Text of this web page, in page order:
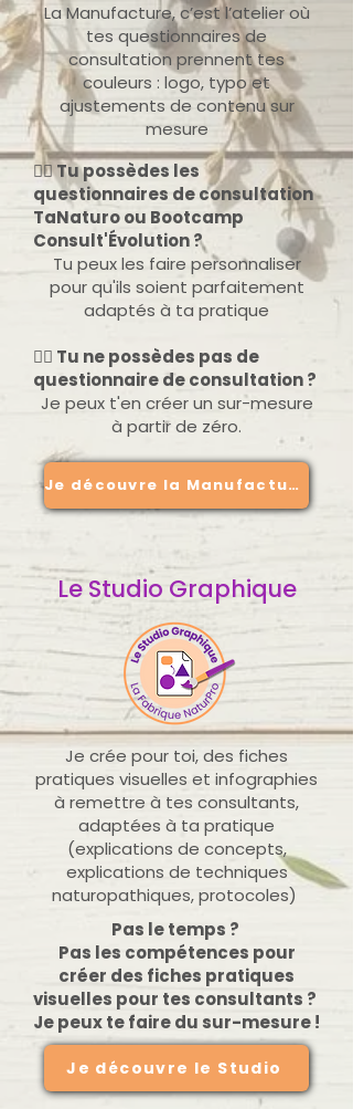
La Manufacture, c’est l’atelier où
tes questionnaires de
consultation prennent tes
couleurs : logo, typo et
ajustements de contenu sur
mesure
👉🏻 Tu possèdes les
questionnaires de consultation
TaNaturo ou Bootcamp
Consult'Évolution ?
Tu peux les faire personnaliser
pour qu'ils soient parfaitement
adaptés à ta pratique
👉🏻 Tu ne possèdes pas de
questionnaire de consultation ?
Je peux t'en créer un sur-mesure
à partir de zéro.
Je découvre la Manufacture
Le Studio Graphique
Je crée pour toi, des fiches
pratiques visuelles et infographies
à remettre à tes consultants,
adaptées à ta pratique
(explications de concepts,
explications de techniques
naturopathiques, protocoles)
Pas le temps ?
Pas les compétences pour
créer des fiches pratiques
visuelles pour tes consultants ?
Je peux te faire du sur-mesure !
Je découvre le Studio